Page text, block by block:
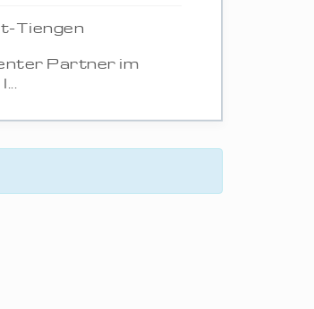
Tiengen
Partner im